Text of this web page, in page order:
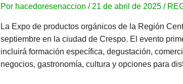
Por hacedoresenaccion / 21 de abril de 2025/
La Expo de productos orgánicos de la Región
septiembre en la ciudad de Crespo. El evento
incluirá formación específica, degustación,
negocios, gastronomía, cultura y opciones para